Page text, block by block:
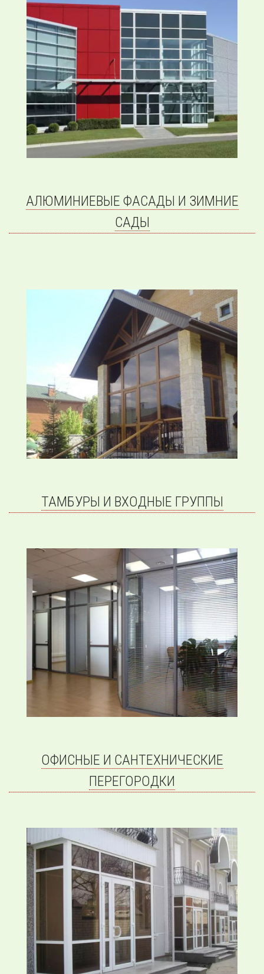
АЛЮМИНИЕВЫЕ ФАСАДЫ И ЗИМНИЕ
САДЫ
ТАМБУРЫ И ВХОДНЫЕ ГРУППЫ
ОФИСНЫЕ И САНТЕХНИЧЕСКИЕ
ПЕРЕГОРОДКИ